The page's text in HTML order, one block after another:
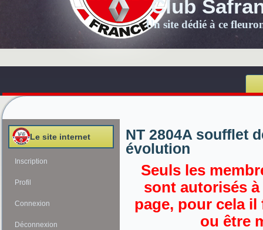
Club
Un site dédié à ce
Le site internet
Inscription
Profil
Connexion
Déconnexion
NT 2804A soufflet
évolution
Seuls les
sont autorisés
page, pour cela
ou être